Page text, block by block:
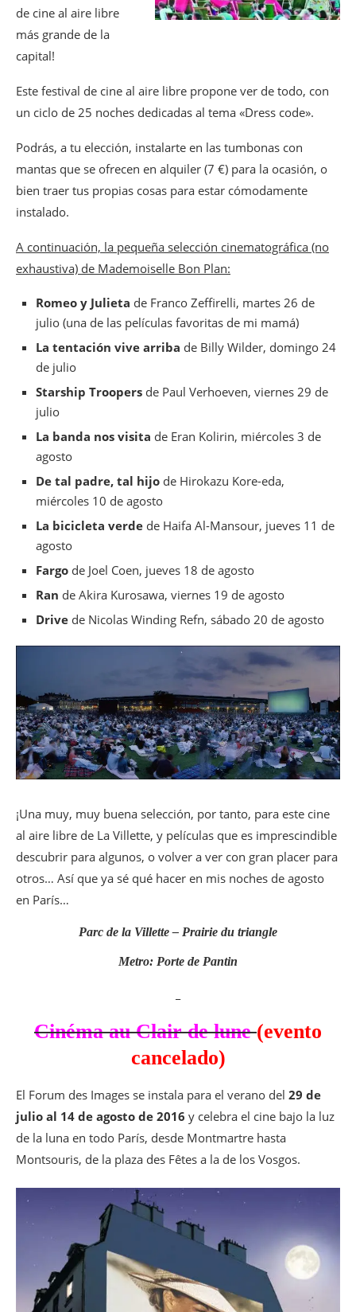
de cine al aire libre
más grande de la
capital!
Este festival de cine al aire libre propone ver de todo, con
un ciclo de 25 noches dedicadas al tema «Dress code».
Podrás, a tu elección, instalarte en las tumbonas con
mantas que se ofrecen en alquiler (7 €) para la ocasión, o
bien traer tus propias cosas para estar cómodamente
instalado.
A continuación, la pequeña selección cinematográfica (no
exhaustiva) de Mademoiselle Bon Plan:
Romeo y Julieta de Franco Zeffirelli, martes 26 de
julio (una de las películas favoritas de mi mamá)
La tentación vive arriba de Billy Wilder, domingo 24
de julio
Starship Troopers de Paul Verhoeven, viernes 29 de
julio
La banda nos visita de Eran Kolirin, miércoles 3 de
agosto
De tal padre, tal hijo de Hirokazu Kore-eda,
miércoles 10 de agosto
La bicicleta verde de Haifa Al-Mansour, jueves 11 de
agosto
Fargo de Joel Coen, jueves 18 de agosto
Ran de Akira Kurosawa, viernes 19 de agosto
Drive de Nicolas Winding Refn, sábado 20 de agosto
¡Una muy, muy buena selección, por tanto, para este cine
al aire libre de La Villette, y películas que es imprescindible
descubrir para algunos, o volver a ver con gran placer para
otros… Así que ya sé qué hacer en mis noches de agosto
en París…
Parc de la Villette – Prairie du triangle
Metro: Porte de Pantin
Cinéma au Clair de lune(evento
cancelado)
El Forum des Images se instala para el verano del 29 de
julio al 14 de agosto de 2016 y celebra el cine bajo la luz
de la luna en todo París, desde Montmartre hasta
Montsouris, de la plaza des Fêtes a la de los Vosgos.